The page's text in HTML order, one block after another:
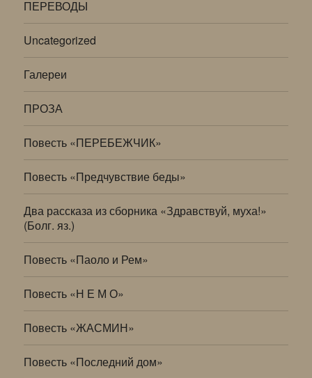
ПЕРЕВОДЫ
Uncategorized
Галереи
ПРОЗА
Повесть «ПЕРЕБЕЖЧИК»
Повесть «Предчувствие беды»
Два рассказа из сборника «Здравствуй, муха!»
(Болг. яз.)
Повесть «Паоло и Рем»
Повесть «Н Е М О»
Повесть «ЖАСМИН»
Повесть «Последний дом»